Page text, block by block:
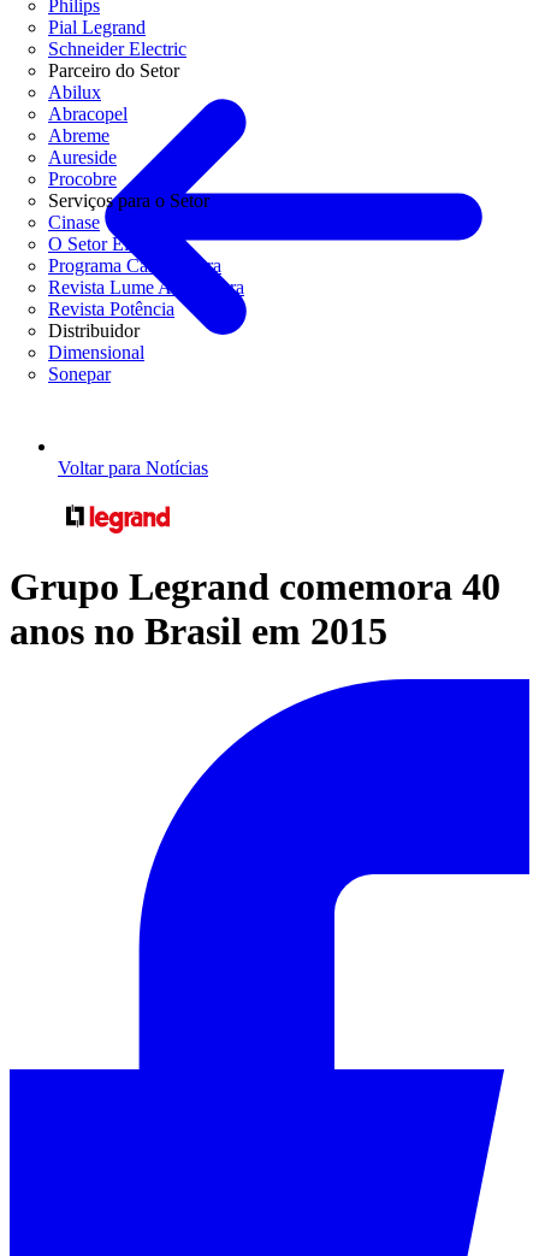
Philips
Pial Legrand
Schneider Electric
Parceiro do Setor
Abilux
Abracopel
Abreme
Aureside
Procobre
Serviços para o Setor
Cinase
O Setor Elétrico
Programa Casa Segura
Revista Lume Arquitetura
Revista Potência
Distribuidor
Dimensional
Sonepar
Voltar para Notícias
Grupo Legrand comemora 40
anos no Brasil em 2015